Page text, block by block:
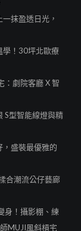
抹盈透日光，
學！30坪北歐療
：劇院客廳 X 智
S型智能線燈與精
，盛裝最優雅的
合潮流公仔藝廊
身！攝影棚、練
MUJI風斜槓宅